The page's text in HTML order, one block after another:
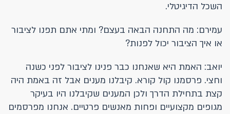
השכל הדיגיטלי.
עמירם: מה התחנה הבאה בעצם? ומתי אתם תפנו לציבור
או איך הציבור יכול לפנות?
יואב: האמת היא שאנחנו כבר פנינו לציבור לפני כשנה
וחצי. פרסמנו קול קורא. קיבלנו מענים אבל זה באמת היה
קצת בתחילת הדרך ולכן המענים שקיבלנו היו בעיקר
מגופים מקצועיים ופחות מאנשים פרטיים. אנחנו מפרסמים